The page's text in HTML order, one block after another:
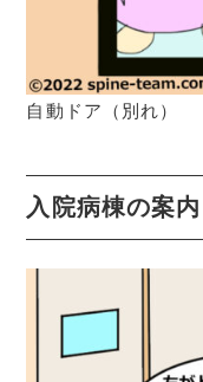
自動ドア（別れ）
入院病棟の案